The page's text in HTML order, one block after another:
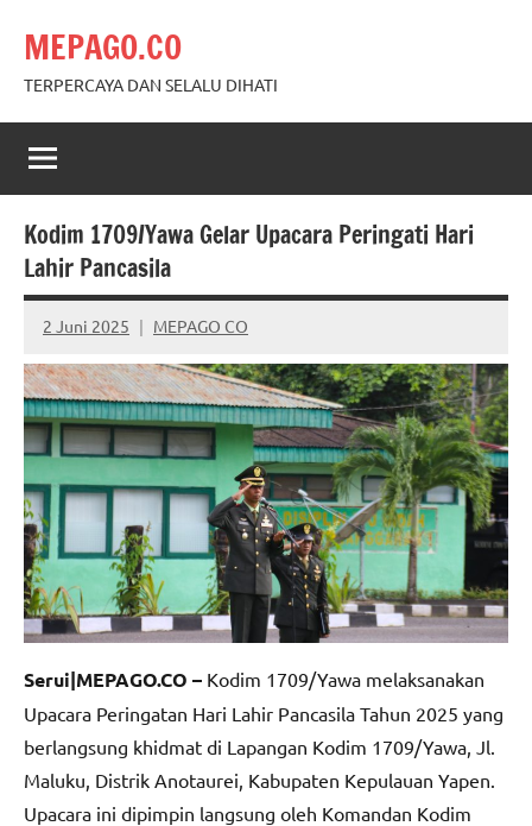
content
MEPAGO.CO
TERPERCAYA DAN SELALU DIHATI
Kodim 1709/Yawa Gelar Upacara Peringati Hari
Lahir Pancasila
2 Juni 2025 MEPAGO CO
No
comments
Serui|MEPAGO.CO – Kodim 1709/Yawa melaksanakan
Upacara Peringatan Hari Lahir Pancasila Tahun 2025 yang
berlangsung khidmat di Lapangan Kodim 1709/Yawa, Jl.
Maluku, Distrik Anotaurei, Kabupaten Kepulauan Yapen.
Upacara ini dipimpin langsung oleh Komandan Kodim